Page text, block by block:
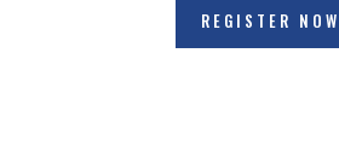
REGISTER NOW